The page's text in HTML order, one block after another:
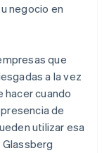
negocio en
que
a la vez
hacer cuando
de
utilizar esa